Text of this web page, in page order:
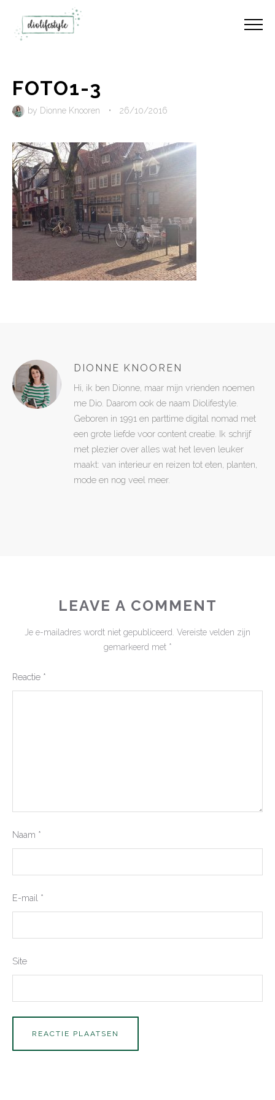
FOTO1-3
by Dionne Knooren • 26/10/2016
DIONNE KNOOREN
Hi, ik ben Dionne, maar mijn vrienden noemen
me Dio. Daarom ook de naam Diolifestyle.
Geboren in 1991 en parttime digital nomad met
een grote liefde voor content creatie. Ik schrijf
met plezier over alles wat het leven leuker
maakt: van interieur en reizen tot eten, planten,
mode en nog veel meer.
LEAVE A COMMENT
Je e-mailadres wordt niet gepubliceerd. Vereiste velden zijn
gemarkeerd met *
Reactie *
Naam *
E-mail *
Site